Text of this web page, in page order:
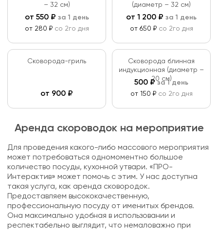
– 32 см)
от 550₽ за 1 день
от 280 ₽ со 2го дня
(диаметр – 32 см)
от 1 200 ₽ за 1 день
от 650 ₽ со 2го дня
Сковорода-гриль
от 900 ₽
Сковорода блинная
индукционная (диаметр –
20 см)
500 ₽за 1 день
от 150 ₽ со 2го дня
Аренда скороводок на мероприятие
Для проведения какого-либо массового мероприятия
может потребоваться одномоментно большое
количество посуды, кухонной утвари. «ПРО-
Интерактив» может помочь с этим. У нас доступна
такая услуга, как аренда сковородок.
Предоставляем высококачественную,
профессиональную посуду от именитых брендов.
Она максимально удобная в использовании и
респектабельно выглядит, что немаловажно при